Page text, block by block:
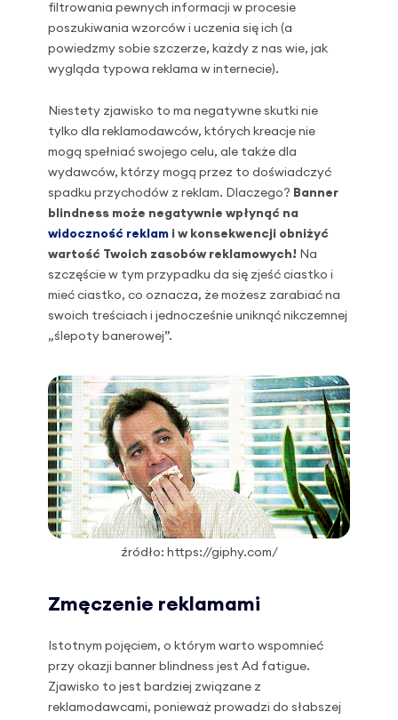
filtrowania pewnych informacji w procesie
poszukiwania wzorców i uczenia się ich (a
powiedzmy sobie szczerze, każdy z nas wie, jak
wygląda typowa reklama w internecie).
Niestety zjawisko to ma negatywne skutki nie
tylko dla reklamodawców, których kreacje nie
mogą spełniać swojego celu, ale także dla
wydawców, którzy mogą przez to doświadczyć
spadku przychodów z reklam. Dlaczego? Banner
blindness może negatywnie wpłynąć na
widoczność reklam i w konsekwencji obniżyć
wartość Twoich zasobów reklamowych! Na
szczęście w tym przypadku da się zjeść ciastko i
mieć ciastko, co oznacza, że możesz zarabiać na
swoich treściach i jednocześnie uniknąć nikczemnej
„ślepoty banerowej”.
źródło: https://giphy.com/
Zmęczenie reklamami
Istotnym pojęciem, o którym warto wspomnieć
przy okazji banner blindness jest Ad fatigue.
Zjawisko to jest bardziej związane z
reklamodawcami, ponieważ prowadzi do słabszej